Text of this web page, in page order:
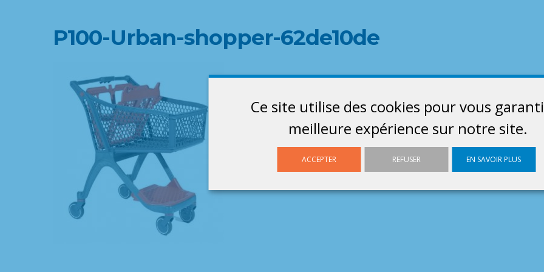
Ce site utilise des cookies pour vous
meilleure expérience sur notre site.
ACCEPTER REFUSER EN SAVOIR PLUS
P100-Urban-shopper-62de10de